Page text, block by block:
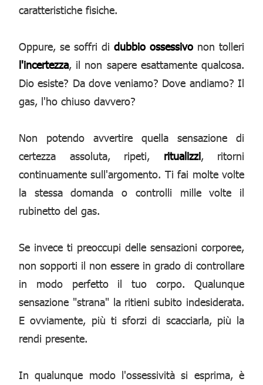
caratteristiche fisiche.
Oppure, se soffri di dubbio ossessivo non tolleri
l'incertezza, il non sapere esattamente qualcosa.
Dio esiste? Da dove veniamo? Dove andiamo? Il
gas, l'ho chiuso davvero?
Non potendo avvertire quella sensazione di
certezza assoluta, ripeti, ritualizzi, ritorni
continuamente sull'argomento. Ti fai molte volte
la stessa domanda o controlli mille volte il
rubinetto del gas.
Se invece ti preoccupi delle sensazioni corporee,
non sopporti il non essere in grado di controllare
in modo perfetto il tuo corpo. Qualunque
sensazione "strana" la ritieni subito indesiderata.
E ovviamente, più ti sforzi di scacciarla, più la
rendi presente.
In qualunque modo l'ossessività si esprima, è